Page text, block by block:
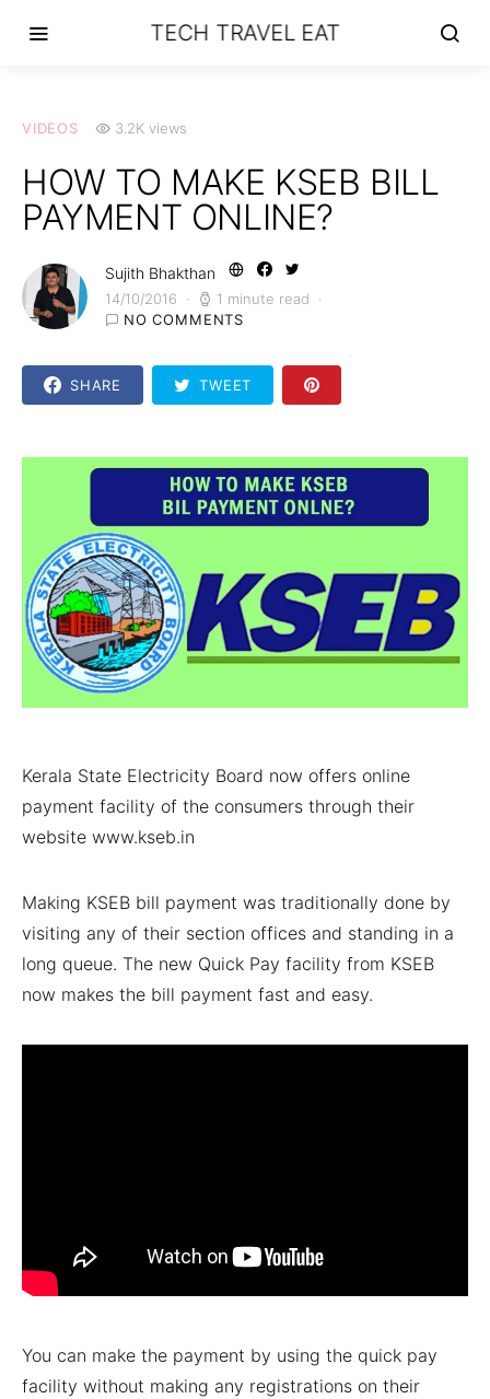
TECH TRAVEL EAT
VIDEOS 3.2K views
HOW TO MAKE KSEB BILL
PAYMENT ONLINE?
Sujith Bhakthan
14/10/2016
1 minute read
NO COMMENTS
SHARE TWEET
Kerala State Electricity Board now offers online
payment facility of the consumers through their
website www.kseb.in
Making KSEB bill payment was traditionally done by
visiting any of their section offices and standing in a
long queue. The new Quick Pay facility from KSEB
now makes the bill payment fast and easy.
You can make the payment by using the quick pay
facility without making any registrations on their